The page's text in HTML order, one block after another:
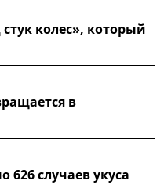
колес», который
в
626 случаев укуса